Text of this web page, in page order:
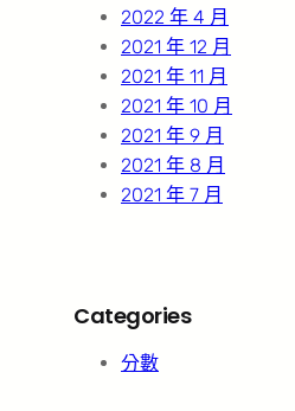
2022 年 4 月
2021 年 12 月
2021 年 11 月
2021 年 10 月
2021 年 9 月
2021 年 8 月
2021 年 7 月
Categories
分數